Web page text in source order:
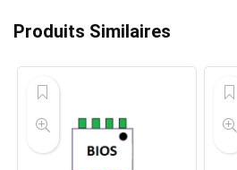
Produits Similaires